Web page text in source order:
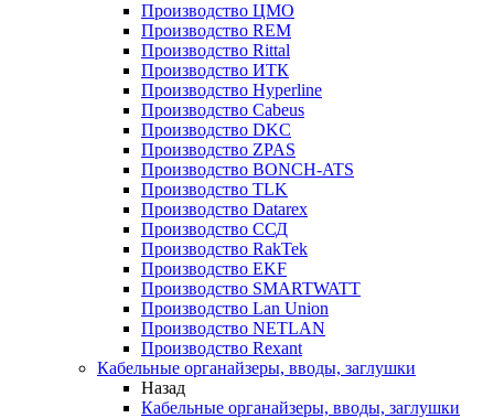
Производство ЦМО
Производство REM
Производство Rittal
Производство ИТК
Производство Hyperline
Производство Cabeus
Производство DKC
Производство ZPAS
Производство BONCH-ATS
Производство TLK
Производство Datarex
Производство ССД
Производство RakTek
Производство EKF
Производство SMARTWATT
Производство Lan Union
Производство NETLAN
Производство Rexant
Кабельные органайзеры, вводы, заглушки
Назад
Кабельные органайзеры, вводы, заглушки